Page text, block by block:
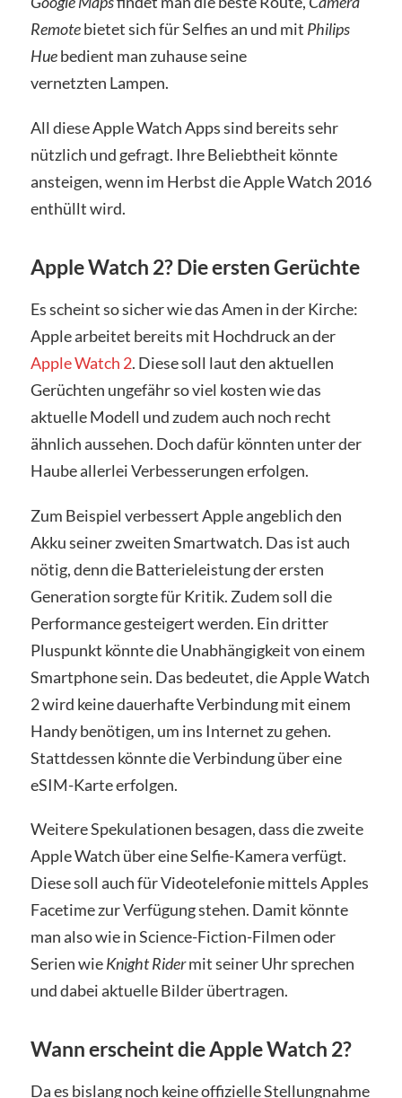
Remotebietet sich für Selfies an und mit Philips
Huebedient man zuhause seine
vernetzten Lampen.
All diese Apple Watch Apps sind bereits sehr
nützlich und gefragt. Ihre Beliebtheit könnte
ansteigen, wenn im Herbst die Apple Watch 2016
enthüllt wird.
Apple Watch 2? Die ersten Gerüchte
Es scheint so sicher wie das Amen in der Kirche:
Apple arbeitet bereits mit Hochdruck an der
Apple Watch 2. Diese soll laut den aktuellen
Gerüchten ungefähr so viel kosten wie das
aktuelle Modell und zudem auch noch recht
ähnlich aussehen. Doch dafür könnten unter der
Haube allerlei Verbesserungen erfolgen.
Zum Beispiel verbessert Apple angeblich den
Akku seiner zweiten Smartwatch. Das ist auch
nötig, denn die Batterieleistung der ersten
Generation sorgte für Kritik. Zudem soll die
Performance gesteigert werden. Ein dritter
Pluspunkt könnte die Unabhängigkeit von einem
Smartphone sein. Das bedeutet, die Apple Watch
2 wird keine dauerhafte Verbindung mit einem
Handy benötigen, um ins Internet zu gehen.
Stattdessen könnte die Verbindung über eine
eSIM-Karte erfolgen.
Weitere Spekulationen besagen, dass die zweite
Apple Watch über eine Selfie-Kamera verfügt.
Diese soll auch für Videotelefonie mittels Apples
Facetime zur Verfügung stehen. Damit könnte
man also wie in Science-Fiction-Filmen oder
Serien wieKnight Ridermit seiner Uhr sprechen
und dabei aktuelle Bilder übertragen.
Wann erscheint die Apple Watch 2?
Da es bislang noch keine offizielle Stellungnahme